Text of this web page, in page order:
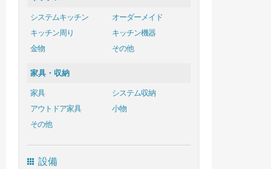
システムキッチン
オーダーメイド
キッチン周り
キッチン機器
金物
その他
家具・収納
家具
システム収納
アウトドア家具
小物
その他
設備